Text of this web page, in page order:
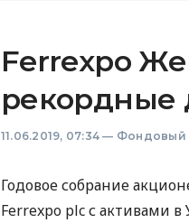
Ferrexpo
рекордные
11.06.2019, 07:34 — Фондовый
Годовое собрание
Ferrexpo plc с активами